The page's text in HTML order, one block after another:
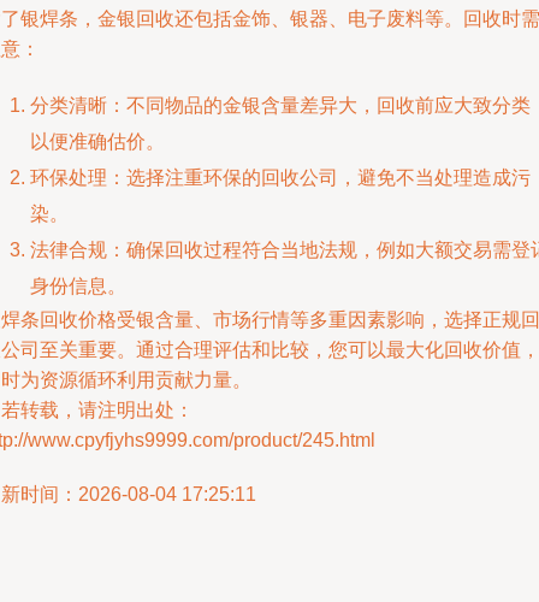
银焊条，金银回收还包括金饰、银器、电子废料等。回收时需
：
分类清晰：不同物品的金银含量差异大，回收前应大致分类
以便准确估价。
环保处理：选择注重环保的回收公司，避免不当处理造成污
染。
法律合规：确保回收过程符合当地法规，例如大额交易需登
身份信息。
条回收价格受银含量、市场行情等多重因素影响，选择正规回
司至关重要。通过合理评估和比较，您可以最大化回收价值，
为资源循环利用贡献力量。
转载，请注明出处：
www.cpyfjyhs9999.com/product/245.html
时间：2026-08-04 17:25:11